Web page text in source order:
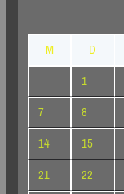
M
D
1
7
8
14
15
21
22